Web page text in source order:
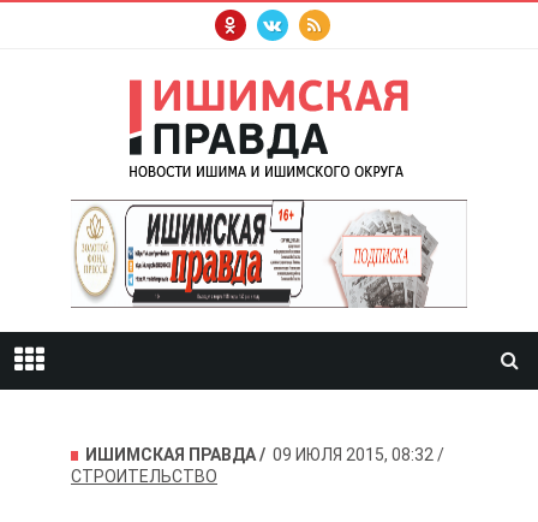
ИШИМСКАЯ ПРАВДА
09 ИЮЛЯ 2015, 08:32
СТРОИТЕЛЬСТВО